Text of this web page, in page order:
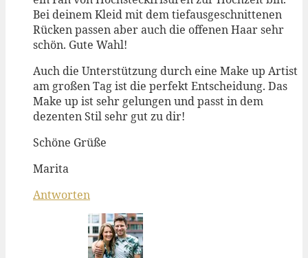
Bei deinem Kleid mit dem tiefausgeschnittenen
Rücken passen aber auch die offenen Haar sehr
schön. Gute Wahl!
Auch die Unterstützung durch eine Make up Artist
am großen Tag ist die perfekt Entscheidung. Das
Make up ist sehr gelungen und passt in dem
dezenten Stil sehr gut zu dir!
Schöne Grüße
Marita
Antworten